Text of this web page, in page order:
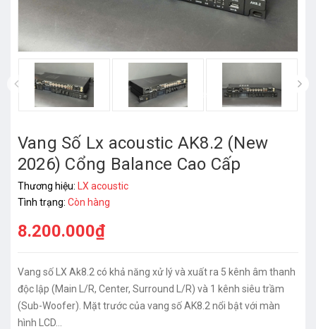
Vang Số Lx acoustic AK8.2 (New
2026) Cổng Balance Cao Cấp
Thương hiệu:
LX acoustic
Tình trạng: Còn hàng
8.200.000₫
Vang số LX Ak8.2 có khả năng xử lý và xuất ra 5 kênh âm thanh
độc lập (Main L/R, Center, Surround L/R) và 1 kênh siêu trầm
(Sub-Woofer). Mặt trước của vang số AK8.2 nổi bật với màn
hình LCD...